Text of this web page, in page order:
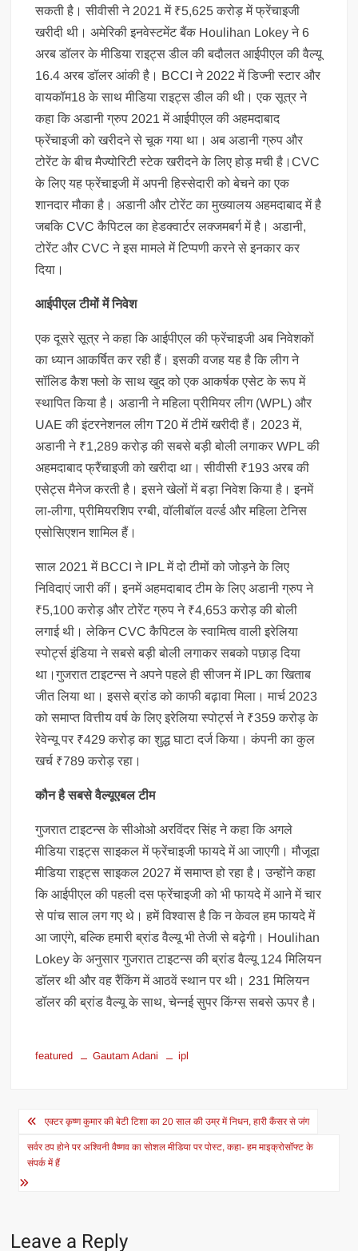
सकती है। सीवीसी ने 2021 में ₹5,625 करोड़ में फ्रेंचाइजी
खरीदी थी। अमेरिकी इनवेस्टमेंट बैंक Houlihan Lokey ने 6
अरब डॉलर के मीडिया राइट्स डील की बदौलत आईपीएल की वैल्यू
16.4 अरब डॉलर आंकी है। BCCI ने 2022 में डिज्नी स्टार और
वायकॉम18 के साथ मीडिया राइट्स डील की थी। एक सूत्र ने
कहा कि अडानी ग्रुप 2021 में आईपीएल की अहमदाबाद
फ्रेंचाइजी को खरीदने से चूक गया था। अब अडानी ग्रुप और
टोरेंट के बीच मैज्योरिटी स्टेक खरीदने के लिए होड़ मची है।CVC
के लिए यह फ्रेंचाइजी में अपनी हिस्सेदारी को बेचने का एक
शानदार मौका है। अडानी और टोरेंट का मुख्यालय अहमदाबाद में है
जबकि CVC कैपिटल का हेडक्वार्टर लक्जमबर्ग में है। अडानी,
टोरेंट और CVC ने इस मामले में टिप्पणी करने से इनकार कर
दिया।
आईपीएल टीमों में निवेश
एक दूसरे सूत्र ने कहा कि आईपीएल की फ्रेंचाइजी अब निवेशकों
का ध्यान आकर्षित कर रही हैं। इसकी वजह यह है कि लीग ने
सॉलिड कैश फ्लो के साथ खुद को एक आकर्षक एसेट के रूप में
स्थापित किया है। अडानी ने महिला प्रीमियर लीग (WPL) और
UAE की इंटरनेशनल लीग T20 में टीमें खरीदी हैं। 2023 में,
अडानी ने ₹1,289 करोड़ की सबसे बड़ी बोली लगाकर WPL की
अहमदाबाद फ्रैंचाइजी को खरीदा था। सीवीसी ₹193 अरब की
एसेट्स मैनेज करती है। इसने खेलों में बड़ा निवेश किया है। इनमें
ला-लीगा, प्रीमियरशिप रग्बी, वॉलीबॉल वर्ल्ड और महिला टेनिस
एसोसिएशन शामिल हैं।
साल 2021 में BCCI ने IPL में दो टीमों को जोड़ने के लिए
निविदाएं जारी कीं। इनमें अहमदाबाद टीम के लिए अडानी ग्रुप ने
₹5,100 करोड़ और टोरेंट ग्रुप ने ₹4,653 करोड़ की बोली
लगाई थी। लेकिन CVC कैपिटल के स्वामित्व वाली इरेलिया
स्पोर्ट्स इंडिया ने सबसे बड़ी बोली लगाकर सबको पछाड़ दिया
था।गुजरात टाइटन्स ने अपने पहले ही सीजन में IPL का खिताब
जीत लिया था। इससे ब्रांड को काफी बढ़ावा मिला। मार्च 2023
को समाप्त वित्तीय वर्ष के लिए इरेलिया स्पोर्ट्स ने ₹359 करोड़ के
रेवेन्यू पर ₹429 करोड़ का शुद्ध घाटा दर्ज किया। कंपनी का कुल
खर्च ₹789 करोड़ रहा।
कौन है सबसे वैल्यूएबल टीम
गुजरात टाइटन्स के सीओओ अरविंदर सिंह ने कहा कि अगले
मीडिया राइट्स साइकल में फ्रेंचाइजी फायदे में आ जाएगी। मौजूदा
मीडिया राइट्स साइकल 2027 में समाप्त हो रहा है। उन्होंने कहा
कि आईपीएल की पहली दस फ्रेंचाइजी को भी फायदे में आने में चार
से पांच साल लग गए थे। हमें विश्वास है कि न केवल हम फायदे में
आ जाएंगे, बल्कि हमारी ब्रांड वैल्यू भी तेजी से बढ़ेगी। Houlihan
Lokey के अनुसार गुजरात टाइटन्स की ब्रांड वैल्यू 124 मिलियन
डॉलर थी और वह रैंकिंग में आठवें स्थान पर थी। 231 मिलियन
डॉलर की ब्रांड वैल्यू के साथ, चेन्नई सुपर किंग्स सबसे ऊपर है।
featured Gautam Adani ipl
Post
navigation
एक्टर कृष्ण कुमार की बेटी टिशा का 20 साल की उम्र में निधन, हारी कैंसर से जंग
सर्वर ठप होने पर अश्विनी वैष्णव का सोशल मीडिया पर पोस्ट, कहा- हम माइक्रोसॉफ्ट के
संपर्क में हैं
Leave a Reply